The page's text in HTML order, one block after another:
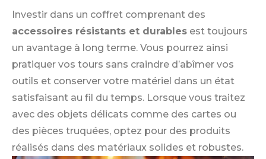
Investir dans un coffret comprenant des
accessoires résistants et durables est toujours
un avantage à long terme. Vous pourrez ainsi
pratiquer vos tours sans craindre d’abîmer vos
outils et conserver votre matériel dans un état
satisfaisant au fil du temps. Lorsque vous traitez
avec des objets délicats comme des cartes ou
des pièces truquées, optez pour des produits
réalisés dans des matériaux solides et robustes.